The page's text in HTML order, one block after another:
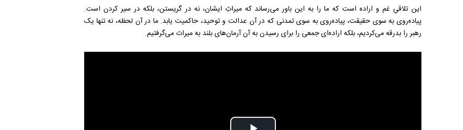
این تلاقیِ غم و اراده است که ما را به این باور می‌رساند که میراثِ ایشان، نه در گریستن، بلکه در سیر کردن است.
پیاده‌روی به سوی حقیقت، پیاده‌روی به سوی تمدنی که در آن عدالت و توحید، حاکمیت یابد. ما در آن لحظه، نه تنها یک
رهبر را بدرقه می‌کردیم، بلکه اراده‌ای جمعی را برای رسیدن به آن آرمان‌های بلند به میراث می‌گرفتیم.